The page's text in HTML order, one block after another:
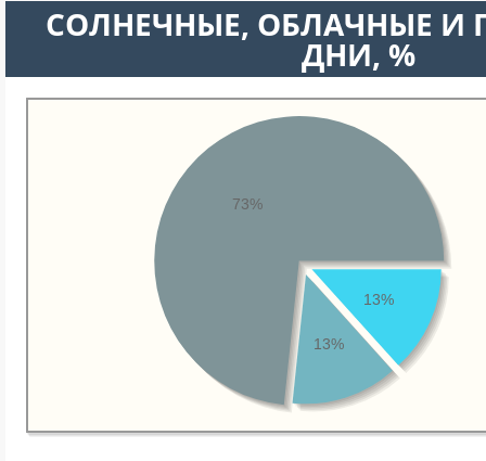
CОЛНЕЧНЫЕ, ОБЛАЧНЫЕ И
ДНИ, %
13%
13%
73%